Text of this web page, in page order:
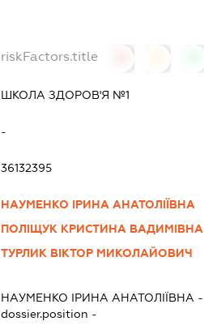
riskFactors.title
ШКОЛА ЗДОРОВ'Я №1
-
36132395
НАУМЕНКО ІРИНА АНАТОЛІЇВНА
ПОЛІЩУК КРИСТИНА ВАДИМІВНА
ТУРЛИК ВІКТОР МИКОЛАЙОВИЧ
НАУМЕНКО ІРИНА АНАТОЛІЇВНА -
dossier.position -